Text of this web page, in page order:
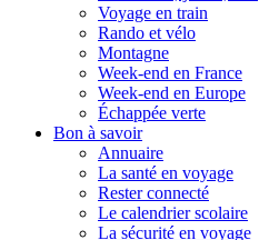
Voyage en train
Rando et vélo
Montagne
Week-end en France
Week-end en Europe
Échappée verte
Bon à savoir
Annuaire
La santé en voyage
Rester connecté
Le calendrier scolaire
La sécurité en voyage